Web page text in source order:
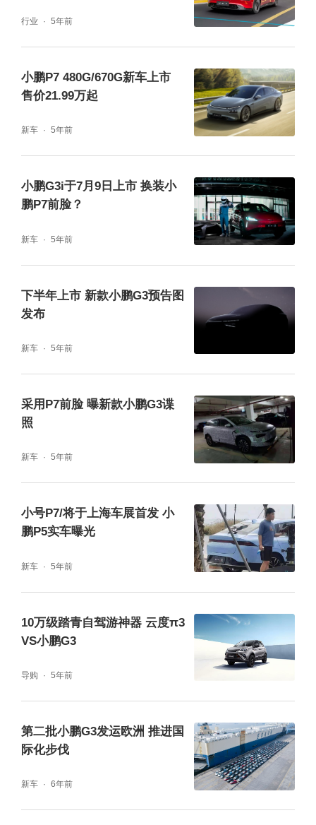
行业 5年前
小鹏P7 480G/670G新车上市
售价21.99万起
新车 5年前
小鹏G3i于7月9日上市 换装小
鹏P7前脸？
新车 5年前
下半年上市 新款小鹏G3预告图
发布
新车 5年前
采用P7前脸 曝新款小鹏G3谍
照
新车 5年前
小号P7/将于上海车展首发 小
鹏P5实车曝光
新车 5年前
10万级踏青自驾游神器 云度π3
VS小鹏G3
导购 5年前
第二批小鹏G3发运欧洲 推进国
际化步伐
新车 6年前